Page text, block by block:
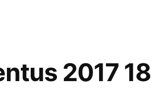
2017 18